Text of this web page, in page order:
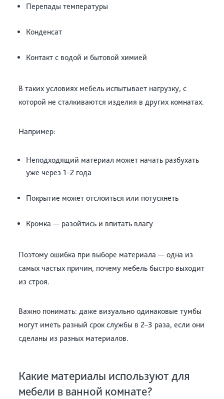
Перепады температуры
Конденсат
Контакт с водой и бытовой химией
В таких условиях мебель испытывает нагрузку, с
которой не сталкиваются изделия в других комнатах.
Например:
Неподходящий материал может начать разбухать
уже через 1–2 года
Покрытие может отслоиться или потускнеть
Кромка — разойтись и впитать влагу
Поэтому ошибка при выборе материала — одна из
самых частых причин, почему мебель быстро выходит
из строя.
Важно понимать: даже визуально одинаковые тумбы
могут иметь разный срок службы в 2–3 раза, если они
сделаны из разных материалов.
Какие материалы используют для
мебели в ванной комнате?